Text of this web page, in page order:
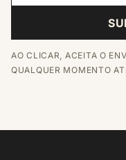
AO CLICAR, ACEITA O
QUALQUER MOMENTO